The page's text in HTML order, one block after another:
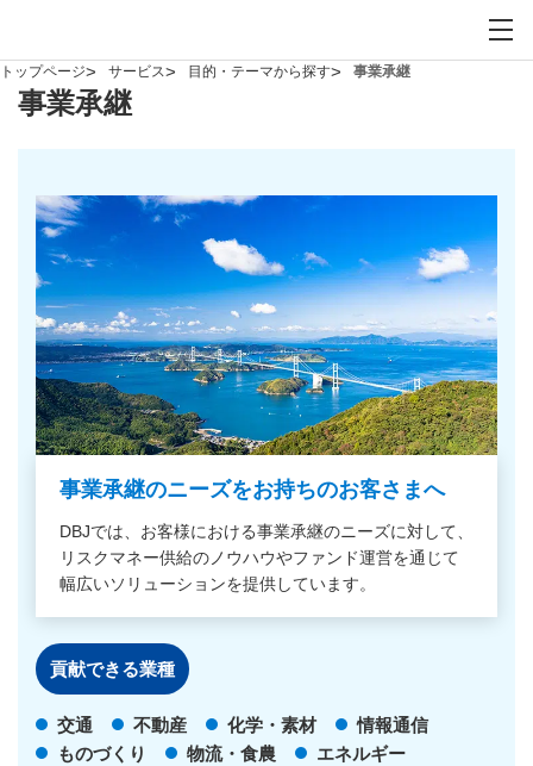
トップページ サービス 目的・テーマから探す 事業承継
事業承継
事業承継のニーズをお持ちのお客さまへ
DBJでは、お客様における事業承継のニーズに対して、
リスクマネー供給のノウハウやファンド運営を通じて
幅広いソリューションを提供しています。
貢献できる業種
交通 不動産 化学・素材
情報通信
ものづくり
物流・食農
エネルギー